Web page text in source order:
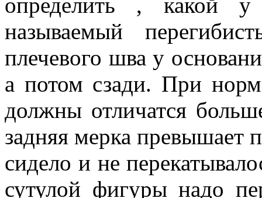
называемый
плечевого шва у
а потом сзади. При
должны отличатся
задняя мерка превышает
сидело и не
сутулой фигуры надо